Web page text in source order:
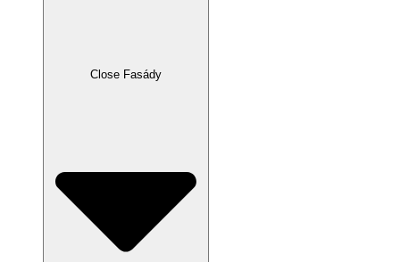
Close Fasády